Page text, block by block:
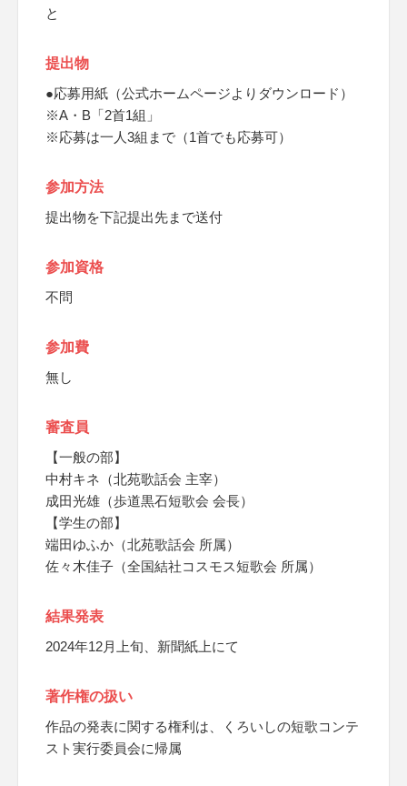
と
提出物
●応募用紙（公式ホームページよりダウンロード）
※A・B「2首1組」
※応募は一人3組まで（1首でも応募可）
参加方法
提出物を下記提出先まで送付
参加資格
不問
参加費
無し
審査員
【一般の部】
中村キネ（北苑歌話会 主宰）
成田光雄（歩道黒石短歌会 会長）
【学生の部】
端田ゆふか（北苑歌話会 所属）
佐々木佳子（全国結社コスモス短歌会 所属）
結果発表
2024年12月上旬、新聞紙上にて
著作権の扱い
作品の発表に関する権利は、くろいしの短歌コンテ
スト実行委員会に帰属